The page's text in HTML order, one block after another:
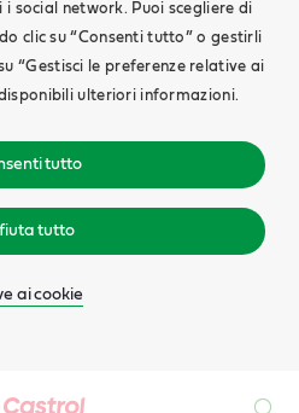
social network. Puoi scegliere di
clic su “Consenti tutto” o gestirli
“Gestisci le preferenze relative ai
ulteriori informazioni.
tutto
tutto
ai cookie